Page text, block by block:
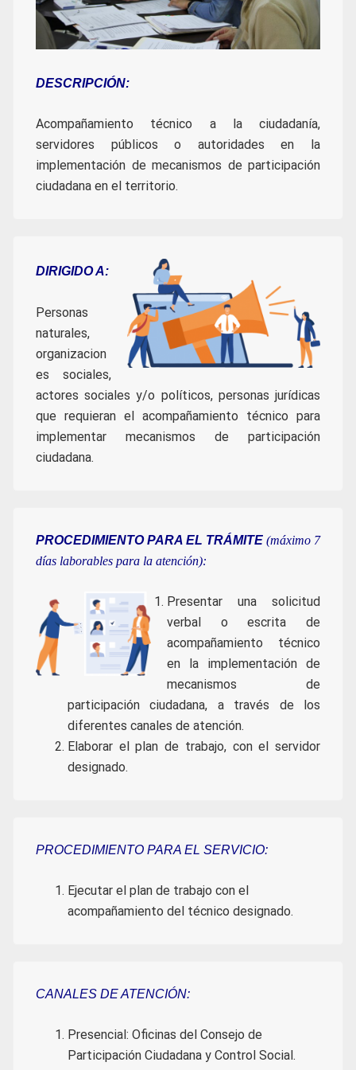
DESCRIPCIÓN:
Acompañamiento técnico a la ciudadanía,
servidores públicos o autoridades en la
implementación de mecanismos de participación
ciudadana en el territorio.
DIRIGIDO A:
Personas
naturales,
organizacion
es sociales,
actores sociales y/o políticos, personas jurídicas
que requieran el acompañamiento técnico para
implementar mecanismos de participación
ciudadana.
PROCEDIMIENTO PARA EL TRÁMITE (máximo 7
días laborables para la atención):
Presentar una solicitud
verbal o escrita de
acompañamiento técnico
en la implementación de
mecanismos de
participación ciudadana, a través de los
diferentes canales de atención.
Elaborar el plan de trabajo, con el servidor
designado.
PROCEDIMIENTO PARA EL SERVICIO:
Ejecutar el plan de trabajo con el
acompañamiento del técnico designado.
CANALES DE ATENCIÓN:
Presencial: Oficinas del Consejo de
Participación Ciudadana y Control Social.